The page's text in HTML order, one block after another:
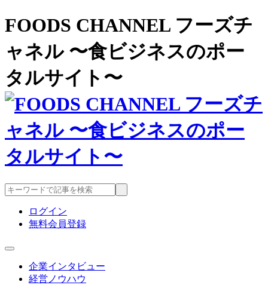
FOODS CHANNEL フーズチ
ャネル 〜食ビジネスのポー
タルサイト〜
ログイン
無料会員登録
企業インタビュー
経営ノウハウ